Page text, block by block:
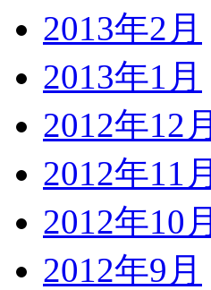
2013年2月
2013年1月
2012年12月
2012年11月
2012年10月
2012年9月